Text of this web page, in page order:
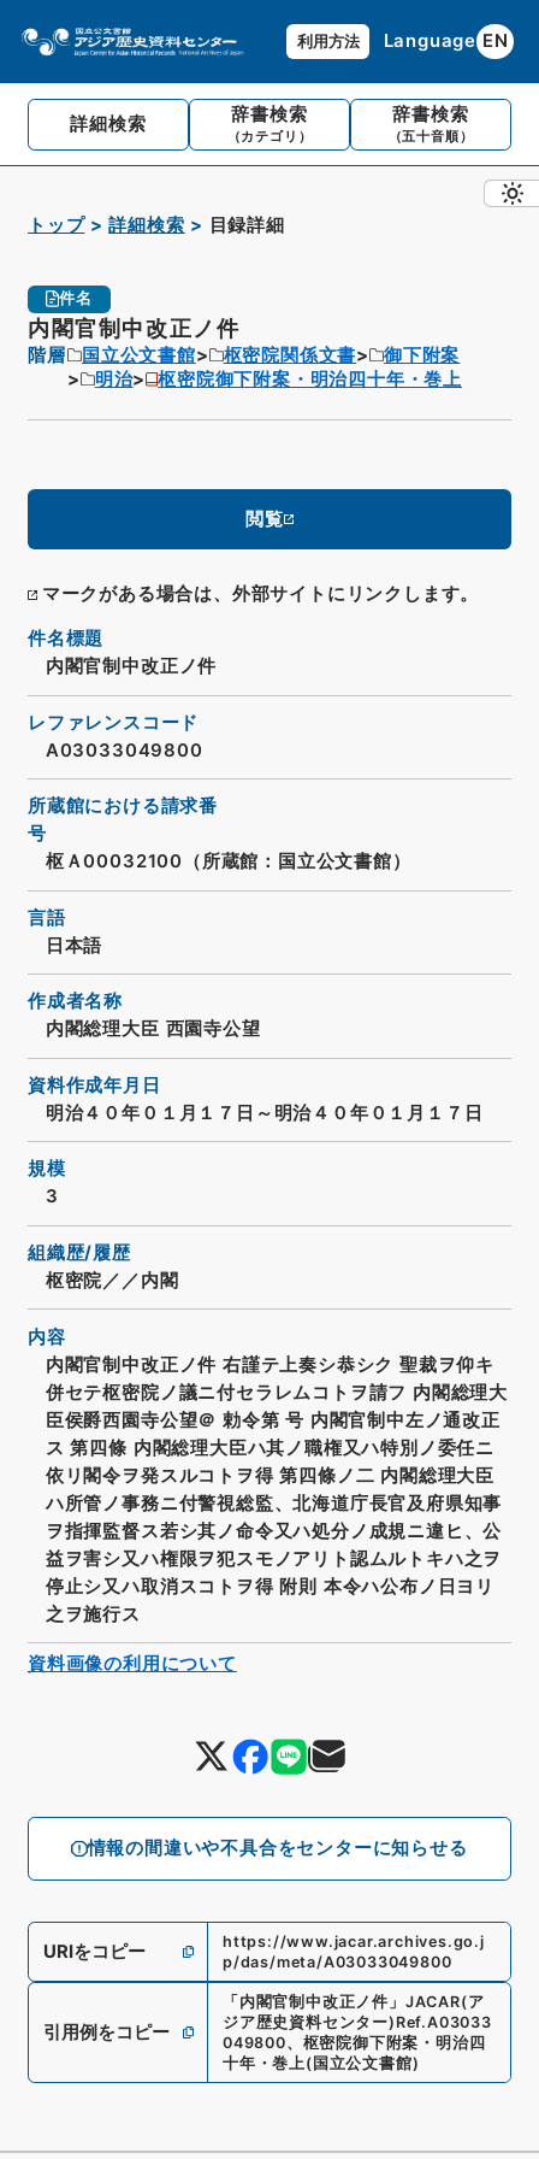
利用方法 Language EN
詳細検索 辞書検索
（カテゴリ）
辞書検索
（五十音順）
トップ 詳細検索 目録詳細
件名
内閣官制中改正ノ件
階層 国立公文書館 枢密院関係文書
御下附案
明治
枢密院御下附案・明治四十年・巻上
閲覧
マークがある場合は、外部サイトにリンクします。
情報の間違いや不具合をセンターに知らせる
件名標題
内閣官制中改正ノ件
レファレンスコード
A03033049800
所蔵館における請求番
号
枢Ａ00032100（所蔵館：国立公文書館）
言語
日本語
作成者名称
内閣総理大臣 西園寺公望
資料作成年月日
明治４０年０１月１７日～明治４０年０１月１７日
規模
3
組織歴/履歴
枢密院／／内閣
内容
内閣官制中改正ノ件 右謹テ上奏シ恭シク 聖裁ヲ仰キ
併セテ枢密院ノ議ニ付セラレムコトヲ請フ 内閣総理大
臣侯爵西園寺公望＠ 勅令第 号 内閣官制中左ノ通改正
ス 第四條 内閣総理大臣ハ其ノ職権又ハ特別ノ委任ニ
依リ閣令ヲ発スルコトヲ得 第四條ノ二 内閣総理大臣
ハ所管ノ事務ニ付警視総監、北海道庁長官及府県知事
ヲ指揮監督ス若シ其ノ命令又ハ処分ノ成規ニ違ヒ、公
益ヲ害シ又ハ権限ヲ犯スモノアリト認ムルトキハ之ヲ
停止シ又ハ取消スコトヲ得 附則 本令ハ公布ノ日ヨリ
之ヲ施行ス
URIをコピー
https://www.jacar.archives.go.j
p/das/meta/A03033049800
引用例をコピー
「 内閣官制中改正ノ件 」 JACAR(ア
ジア歴史資料センター) Ref.A03033
049800、 枢密院御下附案・明治四
十年・巻上( 国立公文書館)
資料画像の利用について